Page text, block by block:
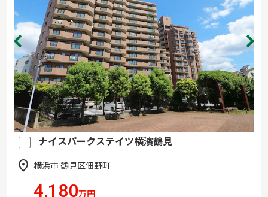
ナイスパークステイツ横濱鶴見
横浜市 鶴見区佃野町
4,180万円